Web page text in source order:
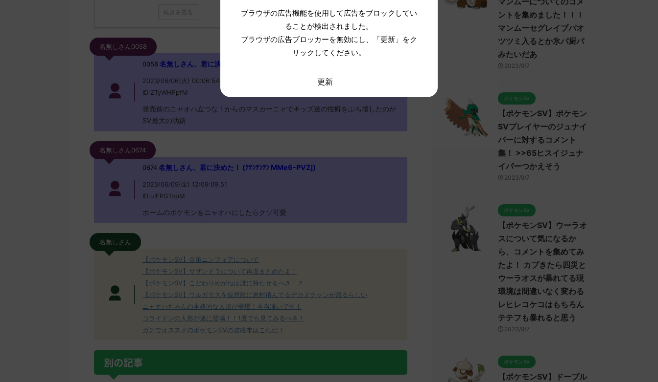
続きを見る
名無しさん0058
0058 名無しさん、君に決めた！ (ｱｳｱｳｸｰ MM51-a9jL)
2023/06/06(火) 00:06:54.07
ID:ZTyWHFpfM
発売前のニャオハ立つな！からのマスカーニャでキッズ達の性癖をぶち壊したのが
SV最大の功績
名無しさん0674
0674名無しさん、君に決めた！ (ﾃﾃﾝﾃﾝﾃﾝ MMe6-PVZj)
2023/06/09(金) 12:09:09.51
ID:uIFPG1hpM
ホームのポケモンをニャオハにしたらクソ可愛
名無しさん
【ポケモンSV】金策ニンフィアについて
【ポケモンSV】サザンドラについて再度まとめたよ！
【ポケモンSV】こだわりめがねは誰に持たせるべき！？
【ポケモンSV】ウルガモスを仮想敵に岩封積んでるデカヌチャンが居るらしい
ニャオハちゃんの本格的な人形が登場！本当凄いです！
コライドンの人形が遂に登場！！1度でも見てみるべき！
ガチでオススメのポケモンSVの攻略本はこれだ！
別の記事
ントを集めました！！！
マンムーセグレイブパオ
ツツミ入るとか氷パ厨パ
みたいだあ
2023/9/7
ポケモンSV
【ポケモンSV】ポケモン
SVプレイヤーのジュナイ
パーに対するコメント
集！ >>65ヒスイジュナ
イパーつかえそう
2023/9/7
ポケモンSV
【ポケモンSV】ウーラオ
スについて気になるか
ら、コメントを集めてみ
たよ！ カプきたら四災と
ウーラオスが暴れてる現
環境は間違いなく変わる
レヒレコケコはもちろん
テテフも暴れると思う
2023/9/7
ポケモンSV
【ポケモンSV】ドーブル
ブラウザの広告機能を使用して広告をブロックしてい
ることが検出されました。
ブラウザの広告ブロッカーを無効にし、「更新」をク
リックしてください。
更新